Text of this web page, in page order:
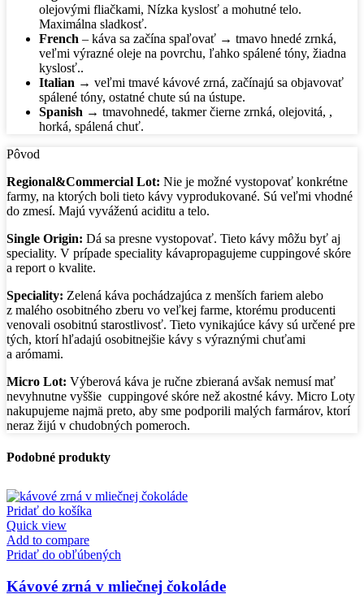
olejovými fliačkami, Nízka kyslosť a mohutné telo.
Maximálna sladkosť.
French – káva sa začína spaľovať → tmavo hnedé zrnká,
veľmi výrazné oleje na povrchu, ľahko spálené tóny, žiadna
kyslosť..
Italian → veľmi tmavé kávové zrná, začínajú sa objavovať
spálené tóny, ostatné chute sú na ústupe.
Spanish → tmavohnedé, takmer čierne zrnká, olejovitá, ,
horká, spálená chuť.
Pôvod
Regional&Commercial Lot: Nie je možné vystopovať konkrétne
farmy, na ktorých boli tieto kávy vyprodukované. Sú veľmi vhodné
do zmesí. Majú vyváženú aciditu a telo.
Single Origin: Dá sa presne vystopovať. Tieto kávy môžu byť aj
speciality. V prípade speciality kávapropagujeme cuppingové skóre
a report o kvalite.
Speciality: Zelená káva pochádzajúca z menších fariem alebo
z malého osobitného zberu vo veľkej farme, ktorému producenti
venovali osobitnú starostlivosť. Tieto vynikajúce kávy sú určené pre
tých, ktorí hľadajú osobitnejšie kávy s výraznými chuťami
a arómami.
Micro Lot: Výberová káva je ručne zbieraná avšak nemusí mať
nevyhnutne vyššie cuppingové skóre než akostné kávy. Micro Loty
nakupujeme najmä preto, aby sme podporili malých farmárov, ktorí
neraz žijú v chudobných pomeroch.
Podobné produkty
Pridať do košíka
Quick view
Add to compare
Pridať do obľúbených
Kávové zrná v mliečnej čokoláde